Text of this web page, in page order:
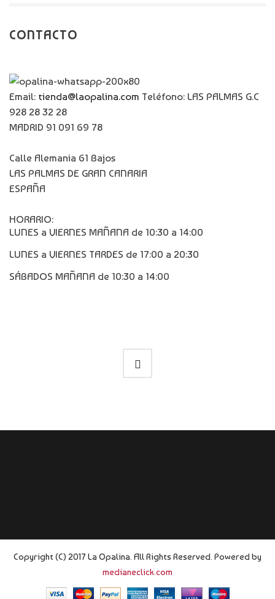
CONTACTO
Email: tienda@laopalina.com Teléfono: LAS PALMAS G.C
928 28 32 28
MADRID 91 091 69 78
Calle Alemania 61 Bajos
LAS PALMAS DE GRAN CANARIA
ESPAÑA
HORARIO:
LUNES a VIERNES MAÑANA de 10:30 a 14:00
LUNES a VIERNES TARDES de 17:00 a 20:30
SÁBADOS MAÑANA de 10:30 a 14:00
Copyright (C) 2017 La Opalina. All Rights Reserved. Powered by
medianeclick.com